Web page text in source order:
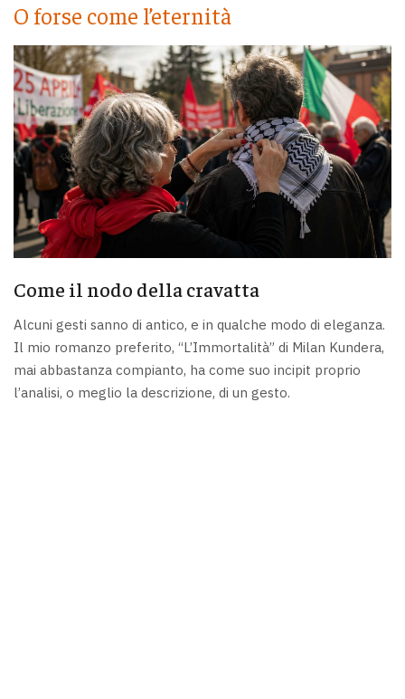
O forse come l’eternità
Come il nodo della cravatta
Alcuni gesti sanno di antico, e in qualche modo di eleganza.
Il mio romanzo preferito, “L’Immortalità” di Milan Kundera,
mai abbastanza compianto, ha come suo incipit proprio
l’analisi, o meglio la descrizione, di un gesto.